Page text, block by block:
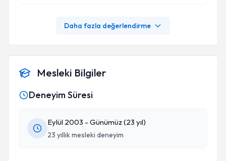
Daha fazla değerlendirme
Mesleki Bilgiler
Deneyim Süresi
Eylül 2003 - Günümüz (23 yıl)
23 yıllık mesleki deneyim